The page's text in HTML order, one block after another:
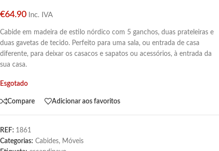
€64.90 Inc. IVA
Cabide em madeira de estilo nórdico com 5 ganchos, duas prateleiras e
duas gavetas de tecido. Perfeito para uma sala, ou entrada de casa
diferente, para deixar os casacos e sapatos ou acessórios, à entrada da
sua casa.
Esgotado
Compare Adicionar aos favoritos
REF: 1861
Categorias: Cabides, Móveis